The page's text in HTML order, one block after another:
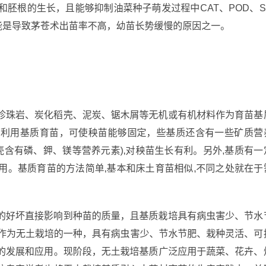
胚根的生长，且能够抑制油菜种子萌发过程中CAT、POD、
导致茅苍术出苗率不高，幼苗长势缓慢的原因之一。
岩、炭化稻壳、泥炭、锯木屑等无机或有机材料作为育苗基
用基质育苗，可使秧苗能够固定，些基质还含有一些矿质营
有磷、鉀、镁等营养元素),对秧苗生长有利。另外,基质有一
。基质育苗的方法简单,基本和床土育苗相似,不同之处就在于
坏直接影响到种苗的质量，且基质栽培具有病虫害少、节水
为无土栽培的一种，具有病虫害少、节水节肥、栽种灵活、可
展和应用。现阶段，无土栽培基质广泛应用于蔬菜、花卉、